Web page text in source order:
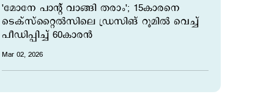
'മോനേ പാന്‍റ് വാങ്ങി തരാം'; 15കാരനെ
ടെക്സ്റ്റൈൽസിലെ ഡ്രസിങ് റൂമില്‍ വെച്ച്
പീഡിപ്പിച്ച് 60കാരന്‍
Mar 02, 2026